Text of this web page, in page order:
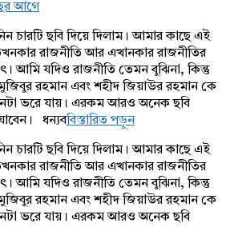
আগে
চারটি ছবি দিয়ে দিলাম। আমার কাছে এই
রাজনীতি আর এখানকার রাজনীতির
আমি যদিও রাজনীতি তেমন বুঝিনা, কিন্তু
মুজিবুর রহমান এবং শহীদ জিয়াউর রহমান কে
ভরে যায়। এরকম আরও অনেক ছবি
ধন্যববিস্তারিত পড়ুন
চারটি ছবি দিয়ে দিলাম। আমার কাছে এই
রাজনীতি আর এখানকার রাজনীতির
আমি যদিও রাজনীতি তেমন বুঝিনা, কিন্তু
মুজিবুর রহমান এবং শহীদ জিয়াউর রহমান কে
ভরে যায়। এরকম আরও অনেক ছবি